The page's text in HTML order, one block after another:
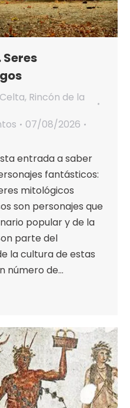
, Rincón de la
07/08/2026
entrada a saber
fantásticos:
mitológicos
son personajes que
popular y de la
parte del
la cultura de estas
número de…